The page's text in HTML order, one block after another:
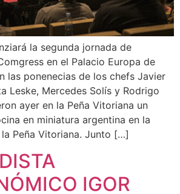
la segunda jornada de
en el Palacio Europa de
las ponenecias de los chefs Javier
Leske, Mercedes Solís y Rodrigo
ayer en la Peña Vitoriana un
en miniatura argentina en la
Peña Vitoriana. Junto […]
IGOR